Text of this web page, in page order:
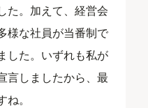
た。加えて、経営会
様な社員が当番制で
した。いずれも私が
言しましたから、最
。